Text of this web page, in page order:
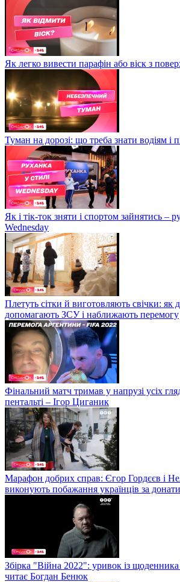
Як легко вивести парафін або віск з
Туман на дорозі: що треба знати водіям і
Як і тік-ток зняти і спортом зайнятись –
Wednesday
Плетуть сітки й виготовляють свічки: як
допомагають ЗСУ і наближають перемогу
Фінальний матч тримав у напрузі усіх
пентальті – Ігор Циганик
Марафон добрих справ: Єгор Гордєєв і
виконують побажання українців за донати
Збірка "Війна 2022": уривок із
читає Богдан Бенюк